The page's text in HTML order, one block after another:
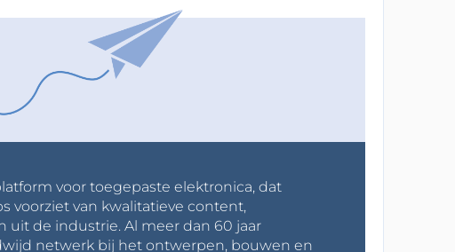
voor toegepaste elektronica, dat
voorziet van kwalitatieve content,
uit de industrie. Al meer dan 60 jaar
netwerk bij het ontwerpen, bouwen en